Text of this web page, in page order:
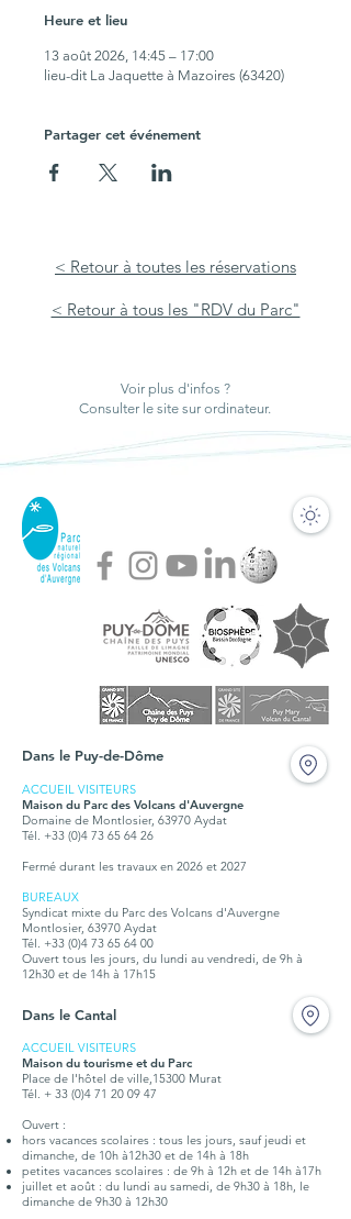
Heure et lieu
13 août 2026, 14:45 – 17:00
lieu-dit La Jaquette à Mazoires (63420)
Partager cet événement
< Retour à toutes les réservations
< Retour à tous les "RDV du Parc"
Voir plus d'infos ?
Consulter le site sur ordinateur.
Dans le Puy-de-Dôme
ACCUEIL VISITEURS
Maison du Parc des Volcans d'Auvergne
Domaine de Montlosier, 63970 Aydat
Tél. +33 (0)4 73 65 64 26
Fermé durant les travaux en 2026 et 2027
BUREAUX
Syndicat mixte du Parc des Volcans d'Auvergne
Montlosier, 63970 Aydat
Tél. +33 (0)4 73 65 64 00
Ouvert tous les jours, du lundi au vendredi, de 9h à
12h30 et de 14h à 17h15
Dans le Cantal
ACCUEIL VISITEURS
Maison du tourisme et du Parc
Place de l'hôtel de ville,15300 Murat
Tél. + 33 (0)4 71 20 09 47
Ouvert :
hors vacances scolaires : tous les jours, sauf jeudi et
dimanche, de 10h à12h30 et de 14h à 18h
petites vacances scolaires : de 9h à 12h et de 14h à17h
juillet et août : du lundi au samedi, de 9h30 à 18h, le
dimanche de 9h30 à 12h30